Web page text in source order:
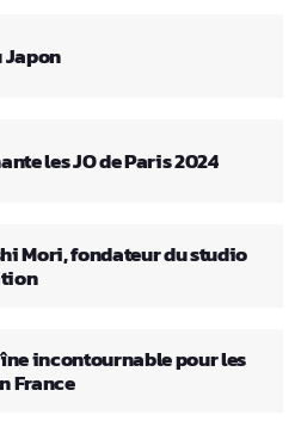
Japon
les JO de Paris 2024
Mori, fondateur du studio
incontournable pour les
France